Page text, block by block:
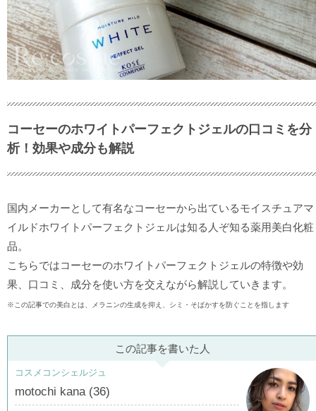
コーセーのホワイトパーフェクトジェルの口コミを分
析！効果や成分も解説
国内メーカーとして有名なコーセーから出ているモイスチュアマ
イルドホワイトパーフェクトジェルは知る人ぞ知る薬用美白化粧
品。
こちらではコーセーのホワイトパーフェクトジェルの特徴や効
果、口コミ、成分を使い方を交えながら解説していきます。
※この記事での美白とは、メラニンの生成を抑え、シミ・そばかすを防ぐことを指します
この記事を書いた人
コスメコンシェルジュ
motochi kana (36)